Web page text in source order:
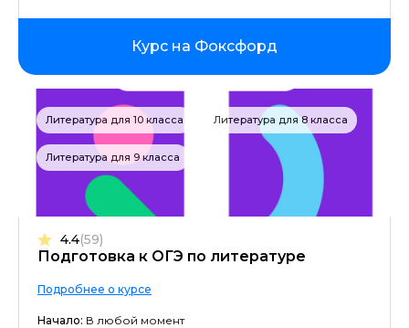
Курс на Фоксфорд
Литература для 10 класса Литература для 8 класса
Литература для 9 класса
Подготовка к ОГЭ по литературе
4.4(59)
Подробнее о курсе
Начало: В любой момент